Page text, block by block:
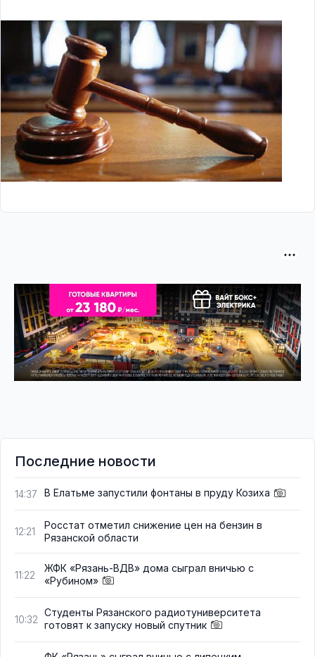
Последние новости
14:37 В Елатьме запустили фонтаны в пруду Козиха
12:21
Росстат отметил снижение цен на бензин в
Рязанской области
11:22
ЖФК «Рязань-ВДВ» дома сыграл вничью с
«Рубином»
10:32
Студенты Рязанского радиотуниверситета
готовят к запуску новый спутник